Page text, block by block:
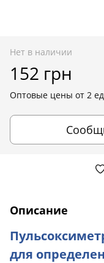
Нет в наличии
152 грн
Оптовые цены от 2
Описание
для